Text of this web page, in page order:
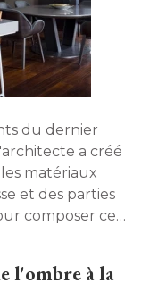
du dernier
a créé
matériaux
et des parties
composer cet
l'ombre à la